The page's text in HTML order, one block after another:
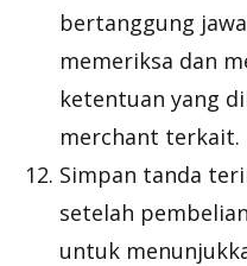
bertanggung
memeriksa dan
ketentuan yang
merchant terkait.
Simpan tanda
setelah
untuk